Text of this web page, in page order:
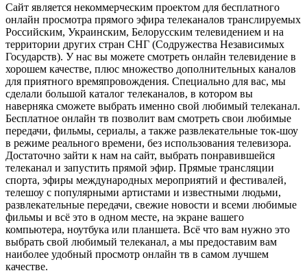
Сайт является некоммерческим проектом для бесплатного
онлайн просмотра прямого эфира телеканалов транслируемых
Российским, Украинским, Белорусским телевидением и на
территории других стран СНГ (Содружества Независимых
Государств). У нас вы можете смотреть онлайн телевидение в
хорошем качестве, плюс множество дополнительных каналов
для приятного времяпровождения. Специально для вас, мы
сделали большой каталог телеканалов, в котором вы
наверняка сможете выбрать именно свой любимый телеканал.
Бесплатное онлайн тв позволит вам смотреть свои любимые
передачи, фильмы, сериалы, а также развлекательные ток-шоу
в режиме реального времени, без использования телевизора.
Достаточно зайти к нам на сайт, выбрать понравившейся
телеканал и запустить прямой эфир. Прямые трансляции
спорта, эфиры международных мероприятий и фестивалей,
телешоу с популярными артистами и известными людьми,
развлекательные передачи, свежие новости и всеми любимые
фильмы и всё это в одном месте, на экране вашего
компьютера, ноутбука или планшета. Всё что вам нужно это
выбрать свой любимый телеканал, а мы предоставим вам
наиболее удобный просмотр онлайн тв в самом лучшем
качестве.